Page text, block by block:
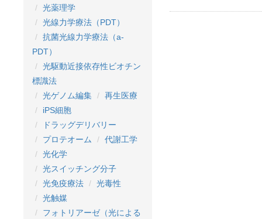
光薬理学
光線力学療法（PDT）
抗菌光線力学療法（a-
PDT）
光駆動近接依存性ビオチン
標識法
光ゲノム編集
再生医療
iPS細胞
ドラッグデリバリー
プロテオーム
代謝工学
光化学
光スイッチング分子
光免疫療法
光毒性
光触媒
フォトリアーゼ（光による